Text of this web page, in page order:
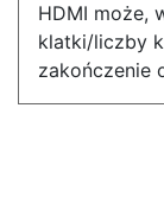
HDMI może,
klatki/liczby
zakończenie